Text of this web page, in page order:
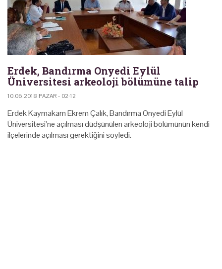
Erdek, Bandırma Onyedi Eylül
Üniversitesi arkeoloji bölümüne talip
10.06.2018 PAZAR - 02:12
Erdek Kaymakam Ekrem Çalık, Bandırma Onyedi Eylül
Üniversitesi’ne açılması düdşünülen arkeoloji bölümünün kendi
ilçelerinde açılması gerektiğini söyledi.